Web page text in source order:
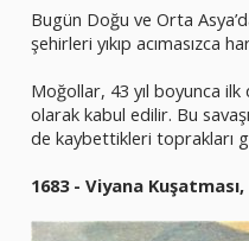
Bugün Doğu ve Orta
şehirleri yıkıp acımasızca
Moğollar, 43 yıl boyunca ilk
olarak kabul edilir. Bu
de kaybettikleri toprakları
1683 - Viyana